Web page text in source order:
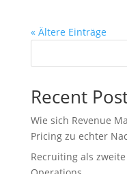
« Ältere Einträge
Recent
Wie sich Revenue
Pricing zu echter
Recruiting als